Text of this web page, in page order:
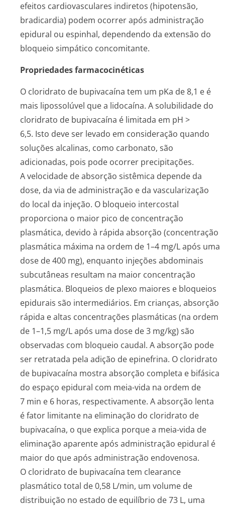
efeitos cardiovasculares indiretos (hipotensão,
bradicardia) podem ocorrer após administração
epidural ou espinhal, dependendo da extensão do
bloqueio simpático concomitante.
Propriedades farmacocinéticas
O cloridrato de bupivacaína tem um pKa de 8,1 e é
mais lipossolúvel que a lidocaína. A solubilidade do
cloridrato de bupivacaína é limitada em pH >
6,5. Isto deve ser levado em consideração quando
soluções alcalinas, como carbonato, são
adicionadas, pois pode ocorrer precipitações.
A velocidade de absorção sistêmica depende da
dose, da via de administração e da vascularização
do local da injeção. O bloqueio intercostal
proporciona o maior pico de concentração
plasmática, devido à rápida absorção (concentração
plasmática máxima na ordem de 1–4 mg/L após uma
dose de 400 mg), enquanto injeções abdominais
subcutâneas resultam na maior concentração
plasmática. Bloqueios de plexo maiores e bloqueios
epidurais são intermediários. Em crianças, absorção
rápida e altas concentrações plasmáticas (na ordem
de 1–1,5 mg/L após uma dose de 3 mg/kg) são
observadas com bloqueio caudal. A absorção pode
ser retratada pela adição de epinefrina. O cloridrato
de bupivacaína mostra absorção completa e bifásica
do espaço epidural com meia-vida na ordem de
7 min e 6 horas, respectivamente. A absorção lenta
é fator limitante na eliminação do cloridrato de
bupivacaína, o que explica porque a meia-vida de
eliminação aparente após administração epidural é
maior do que após administração endovenosa.
O cloridrato de bupivacaína tem clearance
plasmático total de 0,58 L/min, um volume de
distribuição no estado de equilíbrio de 73 L, uma